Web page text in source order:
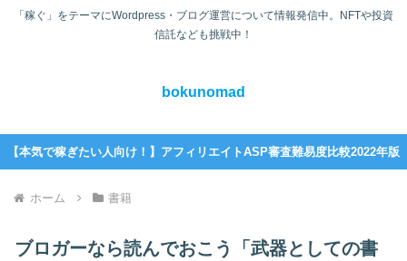
「稼ぐ」をテーマにWordpress・ブログ運営について情報発信中。NFTや投資
信託なども挑戦中！
bokunomad
【本気で稼ぎたい人向け！】アフィリエイトASP審査難易度比較2022年版
ホーム 書籍
ブロガーなら読んでおこう「武器としての書